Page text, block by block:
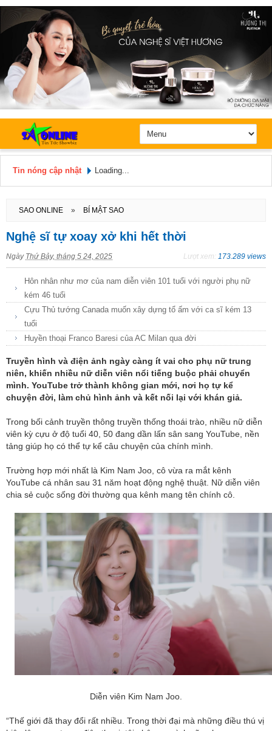
Tin nóng cập nhật Loading...
SAO ONLINE » BÍ MẬT SAO
Nghệ sĩ tự xoay xở khi hết thời
Ngày Thứ Bảy, tháng 5 24, 2025 Lượt xem: 173.289 views
Hôn nhân như mơ của nam diễn viên 101 tuổi với người phụ nữ
kém 46 tuổi
Cựu Thủ tướng Canada muốn xây dựng tổ ấm với ca sĩ kém 13
tuổi
Huyền thoại Franco Baresi của AC Milan qua đời
Truyền hình và điện ảnh ngày càng ít vai cho phụ nữ trung
niên, khiến nhiều nữ diễn viên nổi tiếng buộc phải chuyển
mình. YouTube trở thành không gian mới, nơi họ tự kể
chuyện đời, làm chủ hình ảnh và kết nối lại với khán giả.
Trong bối cảnh truyền thông truyền thống thoái trào, nhiều nữ diễn
viên kỳ cựu ở độ tuổi 40, 50 đang dần lấn sân sang YouTube, nền
tảng giúp họ có thể tự kể câu chuyện của chính mình.
Trường hợp mới nhất là Kim Nam Joo, cô vừa ra mắt kênh
YouTube cá nhân sau 31 năm hoạt động nghệ thuật. Nữ diễn viên
chia sẻ cuộc sống đời thường qua kênh mang tên chính cô.
Diễn viên Kim Nam Joo.
“Thế giới đã thay đổi rất nhiều. Trong thời đại mà những điều thú vị